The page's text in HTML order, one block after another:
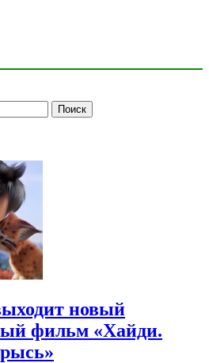
новый
фильм «Хайди.